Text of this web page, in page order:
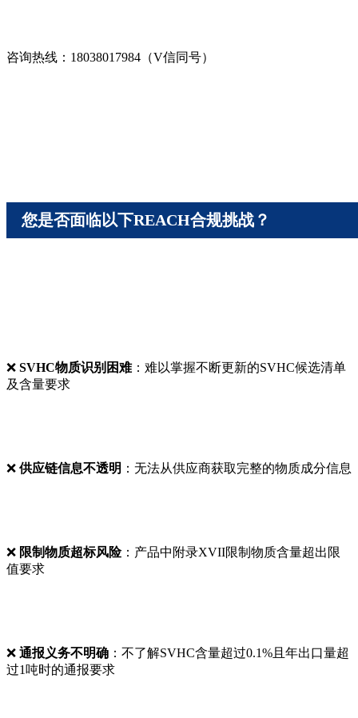
咨询热线：18038017984（V信同号）
您是否面临以下REACH合规挑战？
❌ SVHC物质识别困难：难以掌握不断更新的SVHC候选清单
及含量要求
❌ 供应链信息不透明 ：无法从供应商获取完整的物质成分信息
❌ 限制物质超标风险：产品中附录XVII限制物质含量超出限
值要求
❌ 通报义务不明确 ：不了解SVHC含量超过0.1%且年出口量超
过1吨时的通报要求